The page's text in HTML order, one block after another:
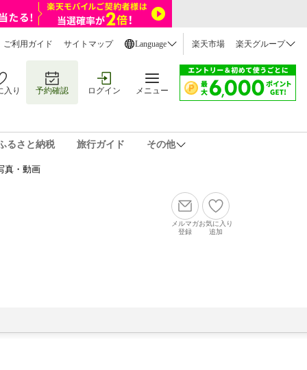
ご利用ガイド サイトマップ Language 楽天市場 楽天グループ
入り 予約確認 ログイン メニュー
るさと納税 旅行ガイド その他
真・動画
メルマガ
登録
お気に入り
追加